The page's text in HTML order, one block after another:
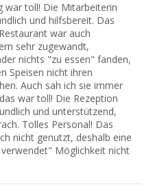
war toll! Die Mitarbeiterin
und hilfsbereit. Das
war auch
sehr zugewandt,
nichts "zu essen" fanden,
Speisen nicht ihren
Auch sah ich sie immer
war toll! Die Rezeption
und unterstützend,
Tolles Personal! Das
nicht genutzt, deshalb eine
Möglichkeit nicht